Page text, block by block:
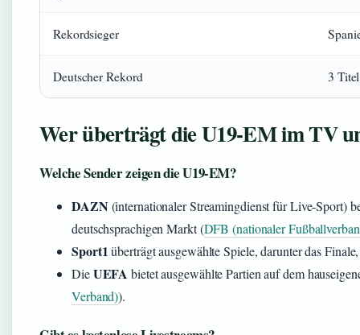
Rekordsieger
Deutscher Rekord 3
Wer überträgt die U19-EM im TV
Welche Sender zeigen die U19-EM?
DAZN (internationaler Streamingdienst für Live-Sport)
deutschsprachigen Markt (DFB (nationaler
Sport1überträgt ausgewählte Spiele, darunter das
DieUEFA bietet ausgewählte Partien auf dem
Verband)).